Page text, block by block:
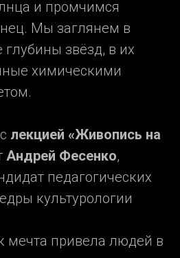
и промчимся
Мы заглянем в
звёзд, в их
химическими
лекцией «Живопись на
Андрей Фесенко,
педагогических
культурологии
мечта привела людей в